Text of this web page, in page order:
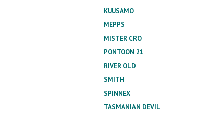
KUUSAMO
MEPPS
MISTER CRO
PONTOON 21
RIVER OLD
SMITH
SPINNEX
TASMANIAN DEVIL